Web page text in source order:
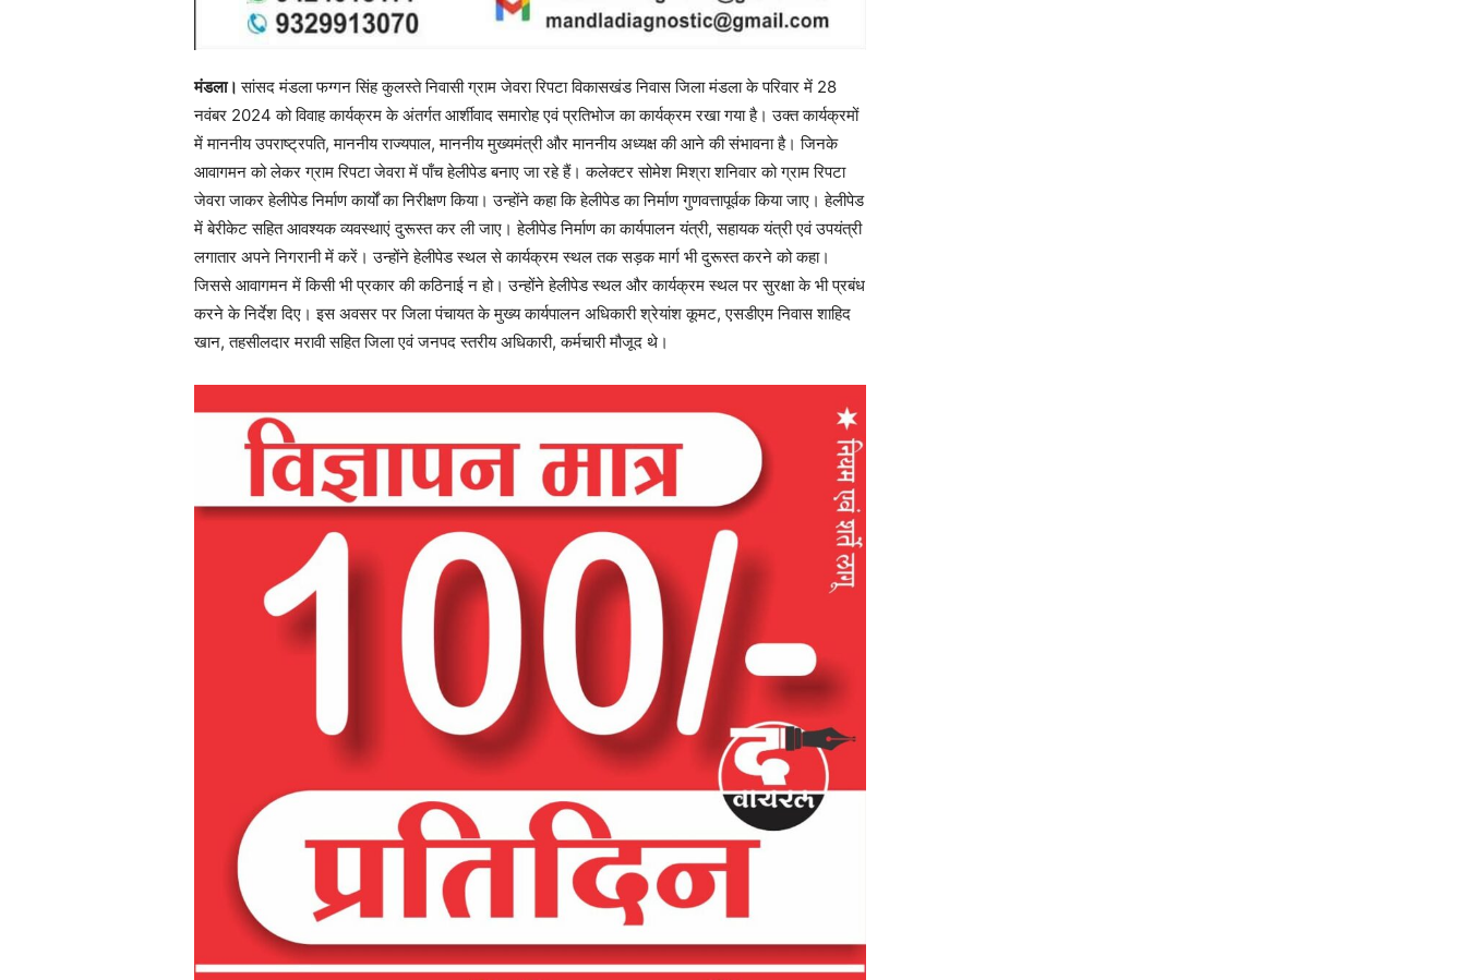
मंडला।सांसद मंडला फग्गन सिंह कुलस्ते निवासी ग्राम जेवरा रिपटा विकासखंड निवास जिला मंडला के परिवार में 28
नवंबर 2024 को विवाह कार्यक्रम के अंतर्गत आर्शीवाद समारोह एवं प्रतिभोज का कार्यक्रम रखा गया है। उक्त कार्यक्रमों
में माननीय उपराष्ट्रपति, माननीय राज्यपाल, माननीय मुख्यमंत्री और माननीय अध्यक्ष की आने की संभावना है। जिनके
आवागमन को लेकर ग्राम रिपटा जेवरा में पाँच हेलीपेड बनाए जा रहे हैं। कलेक्टर सोमेश मिश्रा शनिवार को ग्राम रिपटा
जेवरा जाकर हेलीपेड निर्माण कार्यों का निरीक्षण किया। उन्होंने कहा कि हेलीपेड का निर्माण गुणवत्तापूर्वक किया जाए। हेलीपेड
में बेरीकेट सहित आवश्यक व्यवस्थाएं दुरूस्त कर ली जाए। हेलीपेड निर्माण का कार्यपालन यंत्री, सहायक यंत्री एवं उपयंत्री
लगातार अपने निगरानी में करें। उन्होंने हेलीपेड स्थल से कार्यक्रम स्थल तक सड़क मार्ग भी दुरूस्त करने को कहा।
जिससे आवागमन में किसी भी प्रकार की कठिनाई न हो। उन्होंने हेलीपेड स्थल और कार्यक्रम स्थल पर सुरक्षा के भी प्रबंध
करने के निर्देश दिए। इस अवसर पर जिला पंचायत के मुख्य कार्यपालन अधिकारी श्रेयांश कूमट, एसडीएम निवास शाहिद
खान, तहसीलदार मरावी सहित जिला एवं जनपद स्तरीय अधिकारी, कर्मचारी मौजूद थे।